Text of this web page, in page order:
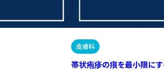
皮膚科
帯状疱疹の痕を最小限にす